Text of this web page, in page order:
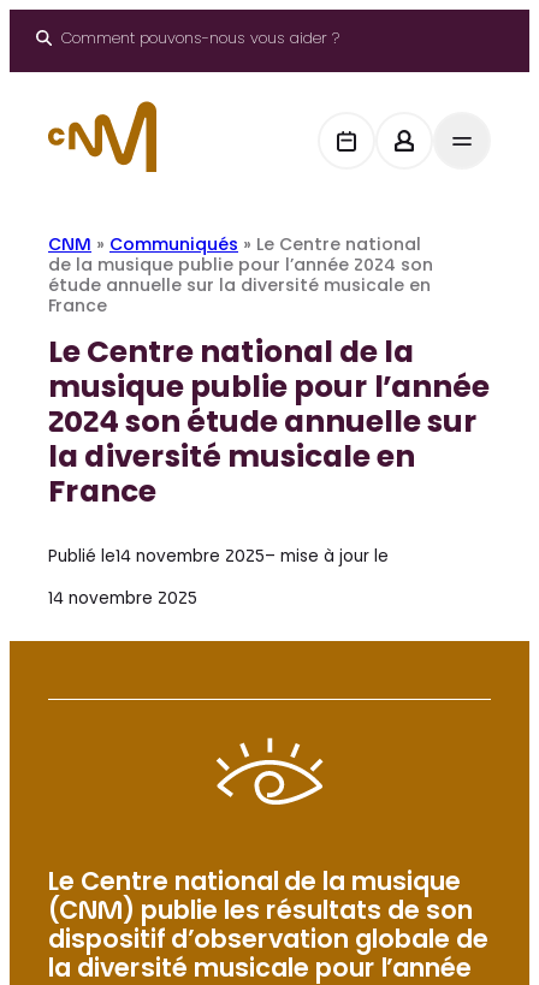
Comment pouvons-nous vous aider ?
CNM » Communiqués » Le Centre national
de la musique publie pour l’année 2024 son
étude annuelle sur la diversité musicale en
France
Le Centre national de la
musique publie pour l’année
2024 son étude annuelle sur
la diversité musicale en
France
Publié le14 novembre 2025– mise à jour le
14 novembre 2025
Le Centre national de la musique
(CNM) publie les résultats de son
dispositif d’observation globale de
la diversité musicale pour l’année